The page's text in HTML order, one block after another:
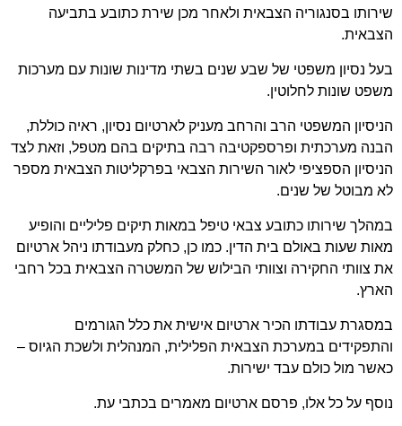
שירותו בסנגוריה הצבאית ולאחר מכן שירת כתובע בתביעה
הצבאית.
בעל נסיון משפטי של שבע שנים בשתי מדינות שונות עם מערכות
משפט שונות לחלוטין.
הניסיון המשפטי הרב והרחב מעניק לארטיום נסיון, ראיה כוללת,
הבנה מערכתית ופרספקטיבה רבה בתיקים בהם מטפל, וזאת לצד
הניסיון הספציפי לאור השירות הצבאי בפרקליטות הצבאית מספר
לא מבוטל של שנים.
במהלך שירותו כתובע צבאי טיפל במאות תיקים פליליים והופיע
מאות שעות באולם בית הדין. כמו כן, כחלק מעבודתו ניהל ארטיום
את צוותי החקירה וצוותי הבילוש של המשטרה הצבאית בכל רחבי
הארץ.
במסגרת עבודתו הכיר ארטיום אישית את כלל הגורמים
והתפקידים במערכת הצבאית הפלילית, המנהלית ולשכת הגיוס –
כאשר מול כולם עבד ישירות.
נוסף על כל אלו, פרסם ארטיום מאמרים בכתבי עת.